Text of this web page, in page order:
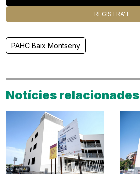
REGISTRA'T
PAHC Baix Montseny
Notícies relacionades